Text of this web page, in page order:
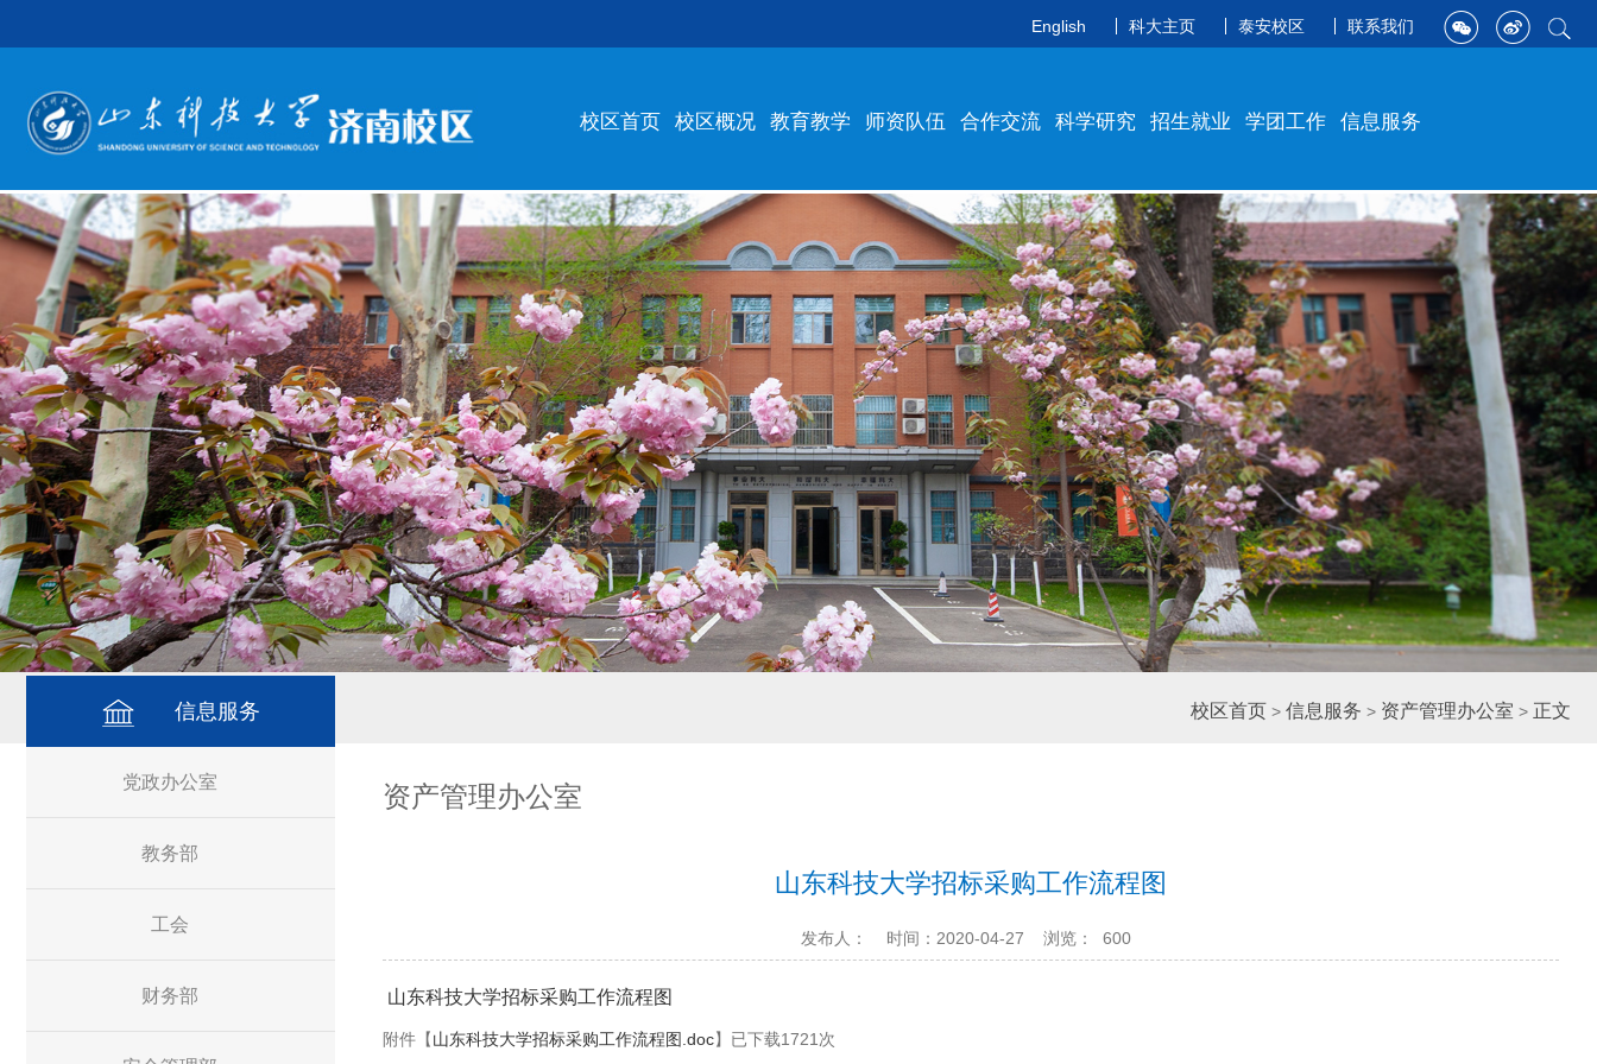
English 科大主页 泰安校区 联系我们
校区首页 校区概况 教育教学 师资队伍 合作交流 科学研究 招生就业 学团工作 信息服务
信息服务 校区首页 > 信息服务 > 资产管理办公室 > 正文
党政办公室
教务部
工会
财务部
资产管理办公室
山东科技大学招标采购工作流程图
发布人： 时间：2020-04-27 浏览： 600
山东科技大学招标采购工作流程图
附件【山东科技大学招标采购工作流程图.doc】已下载1721 次